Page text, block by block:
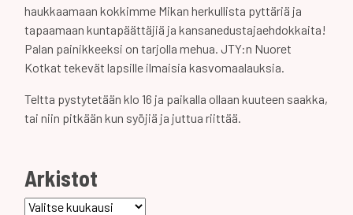
haukkaamaan kokkimme Mikan herkullista pyttäriä ja
tapaamaan kuntapäättäjiä ja kansanedustajaehdokkaita!
Palan painikkeeksi on tarjolla mehua. JTY:n Nuoret
Kotkat tekevät lapsille ilmaisia kasvomaalauksia.
Teltta pystytetään klo 16 ja paikalla ollaan kuuteen saakka,
tai niin pitkään kun syöjiä ja juttua riittää.
Arkistot
Arkistot